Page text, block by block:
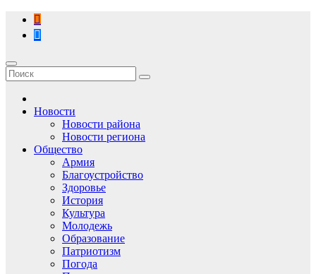
Перейти
содержимому
Новости
Новости района
Новости региона
Общество
Армия
Благоустройство
Здоровье
История
Культура
Молодежь
Образование
Патриотизм
Погода